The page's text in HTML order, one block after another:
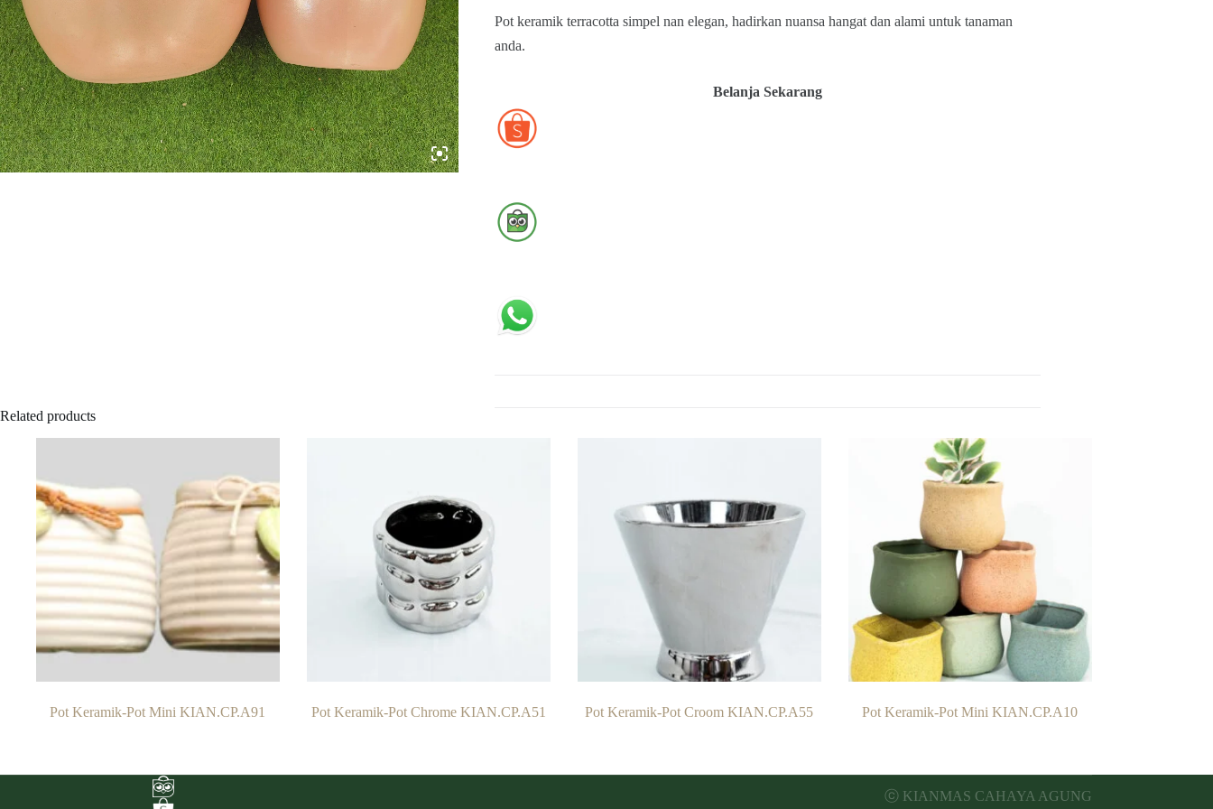
Pot keramik terracotta simpel nan elegan, hadirkan nuansa hangat dan alami untuk tanaman
anda.
Belanja Sekarang
Related products
Pot Keramik-Pot Mini KIAN.CP.A91 Pot Keramik-Pot Chrome KIAN.CP.A51 Pot Keramik-Pot Croom KIAN.CP.A55 Pot Keramik-Pot Mini KIAN.CP.A10
ⓒ KIANMAS CAHAYA AGUNG